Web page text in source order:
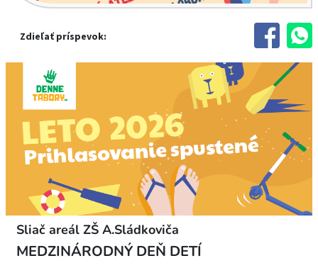
Zdieľať príspevok:
Sliač areál ZŠ A.Sládkoviča
MEDZINÁRODNÝ DEŇ DETÍ